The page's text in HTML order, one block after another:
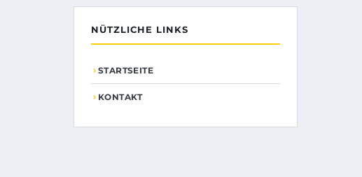
NÜTZLICHE LINKS
STARTSEITE
KONTAKT